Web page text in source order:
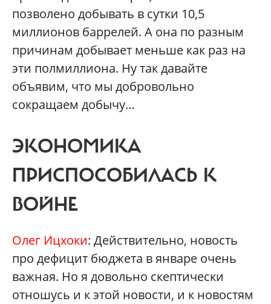
позволено добывать в сутки 10,5
миллионов баррелей. А она по разным
причинам добывает меньше как раз на
эти полмиллиона. Ну так давайте
объявим, что мы добровольно
сокращаем добычу…
ЭКОНОМИКА
ПРИСПОСОБИЛАСЬ К
ВОЙНЕ
Олег Ицхоки: Действительно, новость
про дефицит бюджета в январе очень
важная. Но я довольно скептически
отношусь и к этой новости, и к новостям